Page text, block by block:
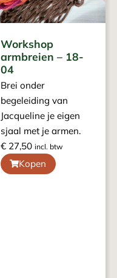
Workshop
armbreien – 18-
04
Brei onder
begeleiding van
Jacqueline je eigen
sjaal met je armen.
€ 27,50 incl. btw
Kopen